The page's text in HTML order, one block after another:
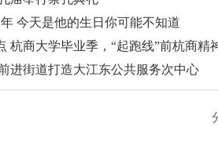
今天是他的生日你可能不知道
杭商大学毕业季，“起跑线”前杭商精
进街道打造大江东公共服务次中心